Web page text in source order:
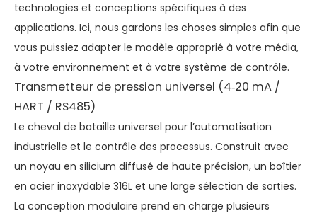
technologies et conceptions spécifiques à des
applications. Ici, nous gardons les choses simples afin que
vous puissiez adapter le modèle approprié à votre média,
à votre environnement et à votre système de contrôle.
Transmetteur de pression universel (4‑20 mA /
HART / RS485)
Le cheval de bataille universel pour l’automatisation
industrielle et le contrôle des processus. Construit avec
un noyau en silicium diffusé de haute précision, un boîtier
en acier inoxydable 316L et une large sélection de sorties.
La conception modulaire prend en charge plusieurs